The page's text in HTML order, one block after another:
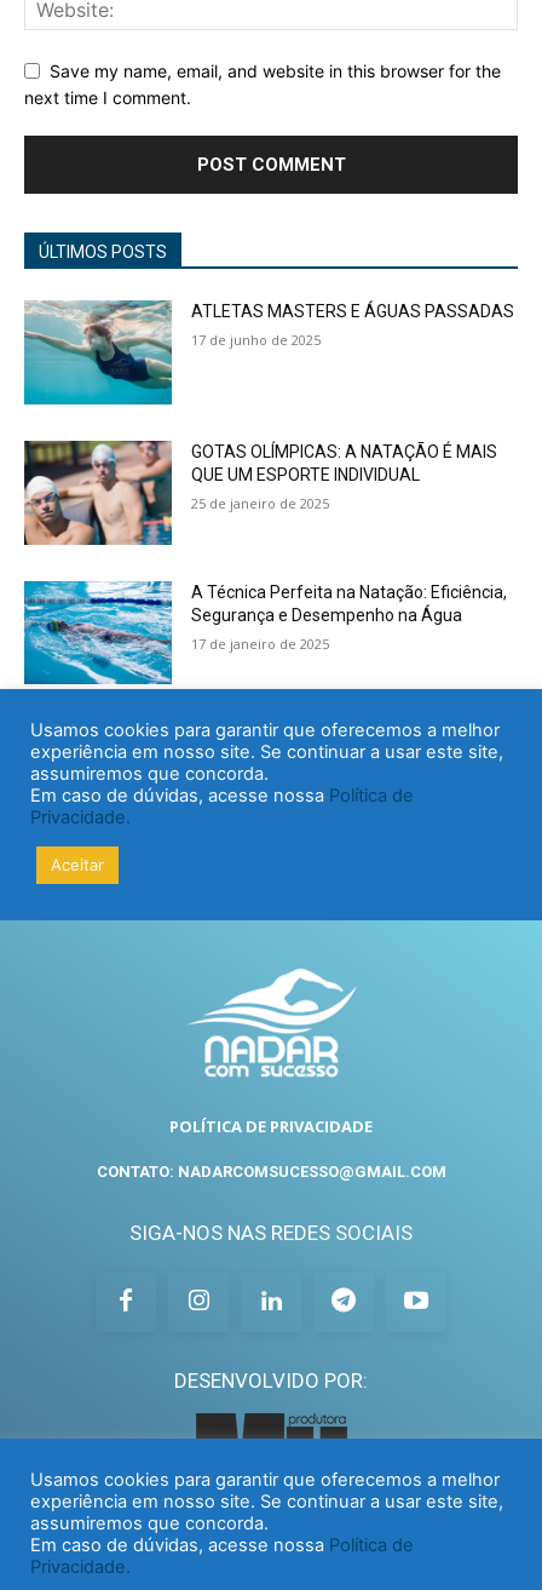
POLÍTICA DE PRIVACIDADE
CONTATO: NADARCOMSUCESSO@GMAIL.COM
SIGA-NOS NAS REDES SOCIAIS
DESENVOLVIDO POR:
Usamos cookies para garantir que oferecemos a melhor
experiência em nosso site. Se continuar a usar este site,
assumiremos que concorda.
Em caso de dúvidas, acesse nossa Política de
Privacidade.